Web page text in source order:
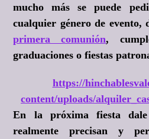
mucho más se puede
cualquier género de evento,
primera comunión,
graduaciones o fiestas
https://
content/uploads/
En la próxima fiesta
realmente precisan y